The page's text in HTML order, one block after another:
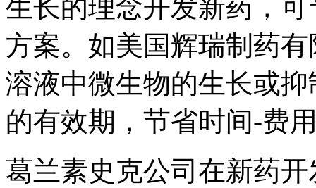
生长的理念开发新药，
方案。如美国辉瑞制药
溶液中微生物的生长或
的有效期，节省时间-费
葛兰素史克公司在新药